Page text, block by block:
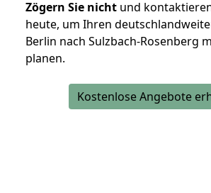
Zögern Sie nicht und
heute, um Ihren
Berlin nach Sulzbach-Rosenberg
planen.
Kostenlose Angebote